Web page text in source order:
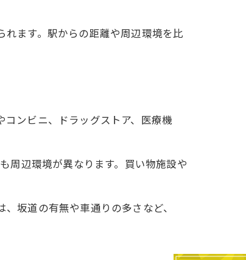
ます。駅からの距離や周辺環境を比
ンビニ、ドラッグストア、医療機
周辺環境が異なります。買い物施設や
坂道の有無や車通りの多さなど、